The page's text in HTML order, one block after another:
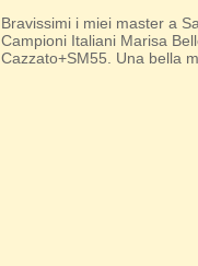
Bravissimi i miei master a
Campioni Italiani Marisa
Cazzato+SM55. Una bella